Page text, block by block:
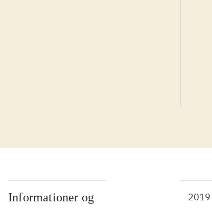
Informationer og
2019